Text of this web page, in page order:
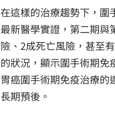
在這樣的治療趨勢下，圍
最新醫學實證，第二期與
險、2成死亡風險，甚至
的狀況，顯示圍手術期免
胃癌圍手術期免疫治療
長期預後。